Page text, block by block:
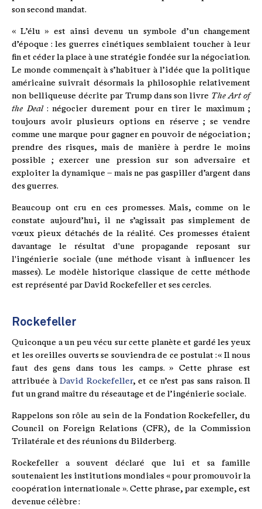
son second mandat.
« L’élu » est ainsi devenu un symbole d’un changement
d’époque : les guerres cinétiques semblaient toucher à leur
fin et céder la place à une stratégie fondée sur la négociation.
Le monde commençait à s’habituer à l’idée que la politique
américaine suivrait désormais la philosophie relativement
non belliqueuse décrite par Trump dans son livre The Art of
the Deal: négocier durement pour en tirer le maximum ;
toujours avoir plusieurs options en réserve ; se vendre
comme une marque pour gagner en pouvoir de négociation ;
prendre des risques, mais de manière à perdre le moins
possible ; exercer une pression sur son adversaire et
exploiter la dynamique – mais ne pas gaspiller d’argent dans
des guerres.
Beaucoup ont cru en ces promesses. Mais, comme on le
constate aujourd’hui, il ne s’agissait pas simplement de
vœux pieux détachés de la réalité. Ces promesses étaient
davantage le résultat d'une propagande reposant sur
l'ingénierie sociale (une méthode visant à influencer les
masses). Le modèle historique classique de cette méthode
est représenté par David Rockefeller et ses cercles.
Rockefeller
Quiconque a un peu vécu sur cette planète et gardé les yeux
et les oreilles ouverts se souviendra de ce postulat : « Il nous
faut des gens dans tous les camps. » Cette phrase est
attribuée à David Rockefeller, et ce n’est pas sans raison. Il
fut un grand maître du réseautage et de l’ingénierie sociale.
Rappelons son rôle au sein de la Fondation Rockefeller, du
Council on Foreign Relations (CFR), de la Commission
Trilatérale et des réunions du Bilderberg.
Rockefeller a souvent déclaré que lui et sa famille
soutenaient les institutions mondiales « pour promouvoir la
coopération internationale ». Cette phrase, par exemple, est
devenue célèbre :